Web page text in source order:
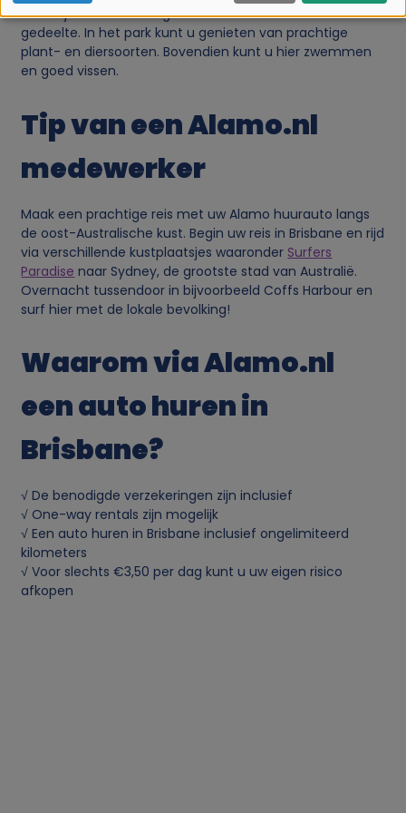
namelijk het Cooloola gedeelte en het Fraser Island
gedeelte. In het park kunt u genieten van prachtige
plant- en diersoorten. Bovendien kunt u hier zwemmen
en goed vissen.
Tip van een Alamo.nl
medewerker
Maak een prachtige reis met uw Alamo huurauto langs
de oost-Australische kust. Begin uw reis in Brisbane en rijd
via verschillende kustplaatsjes waaronder Surfers
Paradise naar Sydney, de grootste stad van Australië.
Overnacht tussendoor in bijvoorbeeld Coffs Harbour en
surf hier met de lokale bevolking!
Waarom via Alamo.nl
een auto huren in
Brisbane?
√ De benodigde verzekeringen zijn inclusief
√ One-way rentals zijn mogelijk
√ Een auto huren in Brisbane inclusief ongelimiteerd
kilometers
√ Voor slechts €3,50 per dag kunt u uw eigen risico
afkopen
b
r
u
k
v
a
p
e
r
s
o
o